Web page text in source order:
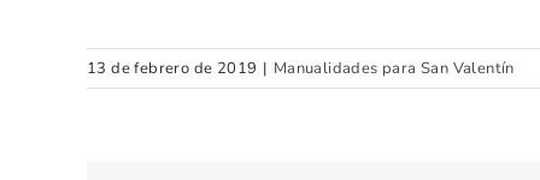
13 de febrero de 2019 | Manualidades para San Valentín